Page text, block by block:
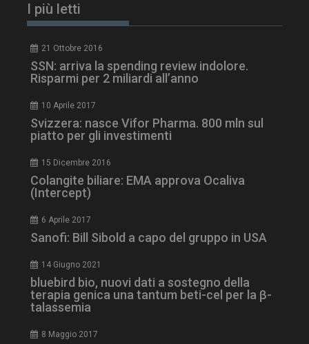
I più letti
21 Ottobre 2016
SSN: arriva la spending review indolore.
Risparmi per 2 miliardi all’anno
10 Aprile 2017
Svizzera: nasce Vifor Pharma. 800 mln sul
piatto per gli investimenti
15 Dicembre 2016
Colangite biliare: EMA approva Ocaliva
(Intercept)
6 Aprile 2017
Sanofi: Bill Sibold a capo del gruppo in USA
14 Giugno 2021
bluebird bio, nuovi dati a sostegno della
terapia genica una tantum beti-cel per la β-
talassemia
8 Maggio 2017
tracking-sites-
ironfish-session-id
ARRAffinity
Microsoft Corporation
.www.dailyhealthindustry.it